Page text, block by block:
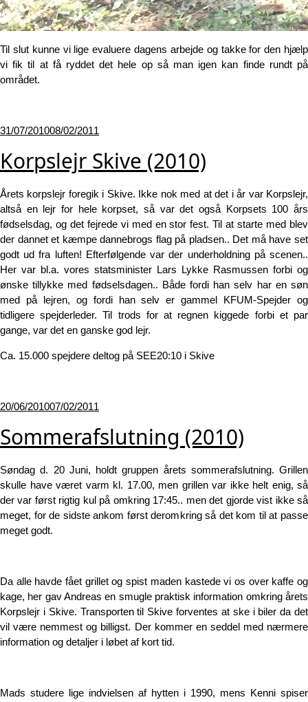
Til slut kunne vi lige evaluere dagens arbejde og takke for den hjælp
vi fik til at få ryddet det hele op så man igen kan finde rundt på
området.
Udgivet
31/07/201008/02/2011
Korpslejr Skive (2010)
Årets korpslejr foregik i Skive. Ikke nok med at det i år var Korpslejr,
altså en lejr for hele korpset, så var det også Korpsets 100 års
fødselsdag, og det fejrede vi med en stor fest. Til at starte med blev
der dannet et kæmpe dannebrogs flag på pladsen.. Det må have set
godt ud fra luften! Efterfølgende var der underholdning på scenen..
Her var bl.a. vores statsminister Lars Lykke Rasmussen forbi og
ønske tillykke med fødselsdagen.. Både fordi han selv har en søn
med på lejren, og fordi han selv er gammel KFUM-Spejder og
tidligere spejderleder. Til trods for at regnen kiggede forbi et par
gange, var det en ganske god lejr.
Ca. 15.000 spejdere deltog på SEE20:10 i Skive
Udgivet
20/06/201007/02/2011
Sommerafslutning (2010)
Søndag d. 20 Juni, holdt gruppen årets sommerafslutning. Grillen
skulle have været varm kl. 17.00, men grillen var ikke helt enig, så
der var først rigtig kul på omkring 17:45.. men det gjorde vist ikke så
meget, for de sidste ankom først deromkring så det kom til at passe
meget godt.
Da alle havde fået grillet og spist maden kastede vi os over kaffe og
kage, her gav Andreas en smugle praktisk information omkring årets
Korpslejr i Skive. Transporten til Skive forventes at ske i biler da det
vil være nemmest og billigst. Der kommer en seddel med nærmere
information og detaljer i løbet af kort tid.
Mads studere lige indvielsen af hytten i 1990, mens Kenni spiser